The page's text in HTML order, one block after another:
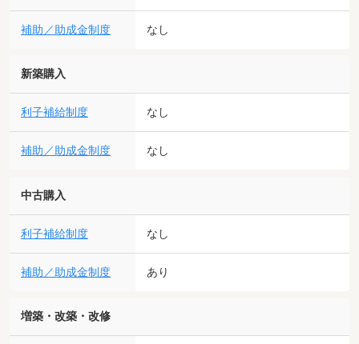
補助／助成金制度 なし
新築購入
利子補給制度 なし
補助／助成金制度 なし
中古購入
利子補給制度 なし
補助／助成金制度 あり
増築・改築・改修